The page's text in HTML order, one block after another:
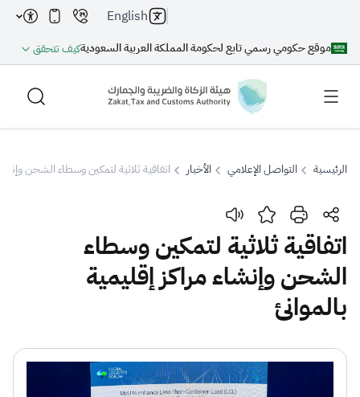
موقع حكومي رسمي تابع لحكومة المملكة العربية السعوديةكيف تتحقق
English
بحث
بحث بحث AI
اقتراحات
الزكاة الجمارك
ضريبة القيمة المضافة
الإقرار الضريبي
التصرفات العقارية
الرئيسية التواصل الإعلامي الأخبار اتفاقية ثلاثية لتمكين وسطاء الشحن وإنشاء
اتفاقية ثلاثية لتمكين وسطاء
الشحن وإنشاء مراكز إقليمية
بالموانئ